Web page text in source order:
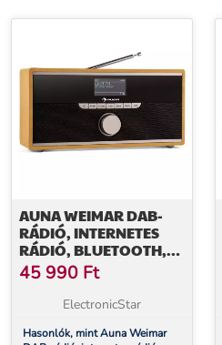
AUNA WEIMAR DAB-
RÁDIÓ, INTERNETES
RÁDIÓ, BLUETOOTH,
DAB+, ÉBRESZTŐÓRA
45 990 Ft
ElectronicStar
Hasonlók, mint Auna Weimar